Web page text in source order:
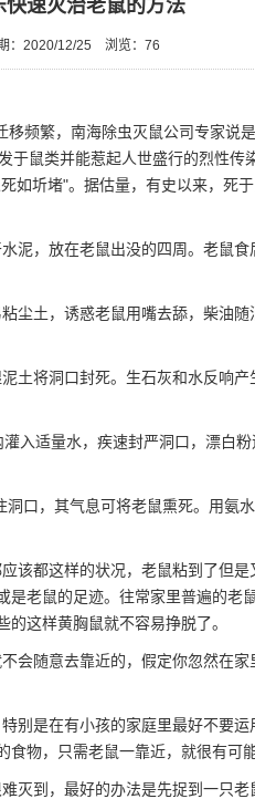
速灭治老鼠的方法
：2020/12/25 浏览： 76
频繁， 南海除虫灭鼠公司专家说
鼠类并能惹起人世盛行的烈性传
如圻堵"。据估量，有史以来，死
泥，放在老鼠出没的四周。老鼠
尘土，诱惑老鼠用嘴去舔，柴油
土将洞口封死。生石灰和水反响产
入适量水，疾速封严洞口，漂白
口，其气息可将老鼠熏死。用氨
该都这样的状况，老鼠粘到了但
老鼠的足迹。往常家里普遍的老
这样黄胸鼠就不容易挣脱了。
会随意去靠近的，假定你忽然在
别是在有小孩的家庭里最好不要
物，只需老鼠一靠近，就很有可能
灭到，最好的办法是先捉到一只